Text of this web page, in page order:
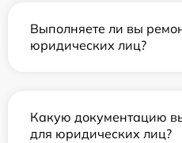
Выполняете ли вы
юридических лиц?
Какую документацию
для юридических лиц?